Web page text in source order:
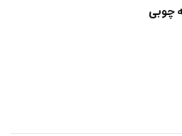
چوبی